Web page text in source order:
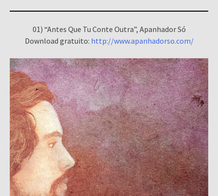
01) “Antes Que Tu Conte Outra”, Apanhador Só
Download gratuito: http://www.apanhadorso.com/